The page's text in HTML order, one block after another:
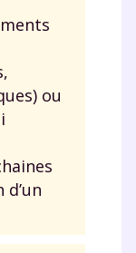
ou
notre
et des
utilisée pour
vous
de
Pour